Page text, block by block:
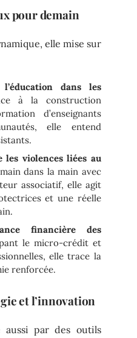
pour demain
elle mise sur
dans les
à la construction
d’enseignants
elle entend
violences liées au
dans la main avec
associatif, elle agit
et une réelle
financière des
le micro-crédit et
elle trace la
renforcée.
et l’innovation
aussi par des outils